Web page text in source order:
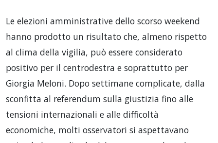
Le elezioni amministrative dello scorso weekend
hanno prodotto un risultato che, almeno rispetto
al clima della vigilia, può essere considerato
positivo per il centrodestra e soprattutto per
Giorgia Meloni. Dopo settimane complicate, dalla
sconfitta al referendum sulla giustizia fino alle
tensioni internazionali e alle difficoltà
economiche, molti osservatori si aspettavano